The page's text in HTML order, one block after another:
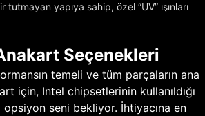
tutmayan yapıya sahip, özel “UV” ışınları
Seçenekleri
temeli ve tüm parçaların ana
için, Intel chipsetlerinin kullanıldığı
seni bekliyor. İhtiyacına en